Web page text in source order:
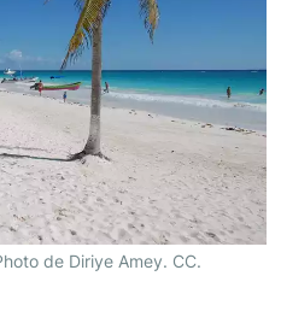
de Diriye Amey. CC.